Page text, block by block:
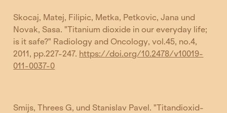
Skocaj, Matej, Filipic, Metka, Petkovic, Jana und
Novak, Sasa. "Titanium dioxide in our everyday life;
is it safe?" Radiology and Oncology, vol.45, no.4,
2011, pp.227-247. https://doi.org/10.2478/v10019-
011-0037-0
Smijs, Threes G, und Stanislav Pavel. "Titandioxid-